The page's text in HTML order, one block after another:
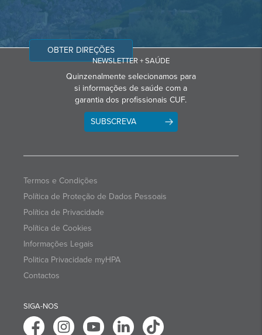
OBTER DIREÇÕES
NEWSLETTER + SAÚDE
Quinzenalmente selecionamos para
si informações de saúde com a
garantia dos profissionais CUF.
SUBSCREVA
Termos e Condições
Política de Proteção de Dados Pessoais
Política de Privacidade
Política de Cookies
Informações Legais
Politica Privacidade myHPA
Contactos
SIGA-NOS